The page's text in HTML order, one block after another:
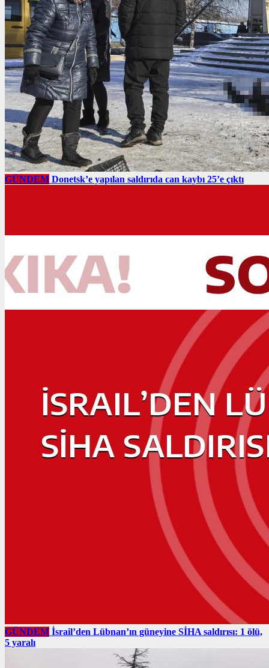
GÜNDEM Donetsk’e yapılan saldırıda can kaybı 25’e çıktı
GÜNDEM İsrail’den Lübnan’ın güneyine SİHA saldırısı: 1 ölü,
5 yaralı